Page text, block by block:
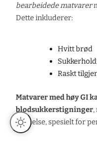
bearbeidede matvarer
Dette inkluderer:
Hvitt brød
Raskt
Matvarer med høy GI
blodsukkerstigninger
for helse, spesielt for